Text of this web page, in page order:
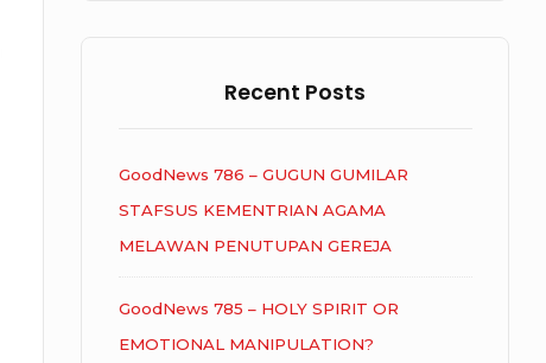
Recent Posts
GoodNews 786 – GUGUN GUMILAR
STAFSUS KEMENTRIAN AGAMA
MELAWAN PENUTUPAN GEREJA
GoodNews 785 – HOLY SPIRIT OR
EMOTIONAL MANIPULATION?